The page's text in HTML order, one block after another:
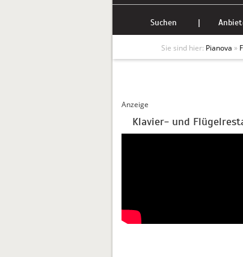
Suchen |
Sie sind hier: Pianova »
Anzeige
Klavier- und